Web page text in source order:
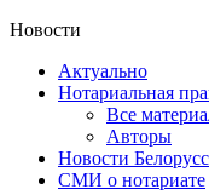
Новости
Актуально
Нотариальная
Все
Авторы
Новости
СМИ о нотариате